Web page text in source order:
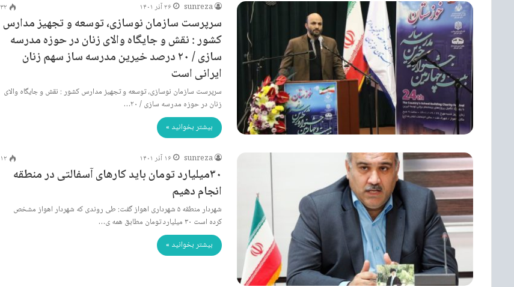
sunreza ۲۶ آذر ۱۴۰۱ ۳۲
سرپرست سازمان نوسازی، توسعه و تجهیز مدارس
کشور : نقش و جایگاه والای زنان در حوزه مدرسه
سازی / ۲۰ درصد خیرین مدرسه ساز سهم زنان
ایرانی است
سرپرست سازمان نوسازی، توسعه و تجهیز مدارس کشور : نقش و جایگاه والای
زنان در حوزه مدرسه سازی / ۲۰…
بیشتر بخوانید »
sunreza ۱۶ آذر ۱۴۰۱ ۱۲
۳۰میلیارد تومان باید کارهای آسفالتی در منطقه
انجام دهیم
شهردار منطقه ۵ شهرداری اهواز گفت: طی روندی که شهردار اهواز مشخص
کرده است ۳۰ میلیارد تومان مطابق همه ی…
بیشتر بخوانید »